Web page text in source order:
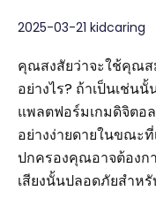
2025-03-21 kidcaring
คุณสงสัยว่าจะใช้คุณส
อย่างไร? ถ้าเป็นเช่น
แพลตฟอร์มเกมดิจิต
อย่างง่ายดายในขณะ
ปกครองคุณอาจต้อง
เสียงนั้นปลอดภัยสำห